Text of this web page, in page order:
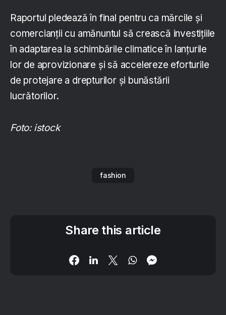
Raportul pledează în final pentru ca mărcile și
comercianții cu amănuntul să crească investițiile
în adaptarea la schimbările climatice în lanțurile
lor de aprovizionare și să accelereze eforturile
de protejare a drepturilor și bunăstării
lucrătorilor.
Foto: istock
fashion
Share this article